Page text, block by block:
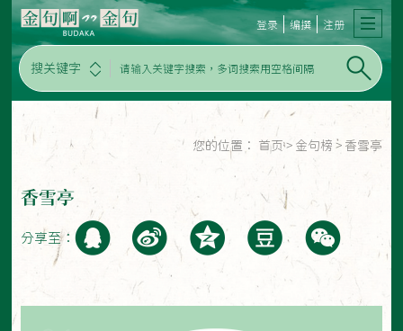
搜关键字
登录 编撰 注册
您的位置： 首页 > 金句榜 > 香雪亭
香雪亭
分享至：